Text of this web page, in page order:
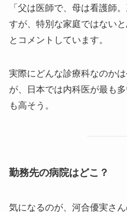
「父は医師で、母は看護師
すが、特別な家庭ではないと
とコメントしています。
実際にどんな診療科なのか
が、日本では内科医が最も
も高そう。
勤務先の病院はどこ？
気になるのが、河合優実さ